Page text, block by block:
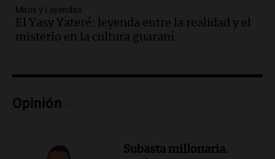
Episodios
Audio.El abuelo de Agostina Vega, tras
las nuevas detenciones: "En esa casa
Episodios
Audio.
del desayuno ideal: qué alimentos
Episodios
Mitos y Leyendas
El Yasy Yateré: leyenda entre la realidad y el
misterio en la cultura guaraní
Opinión
Subasta millonaria.